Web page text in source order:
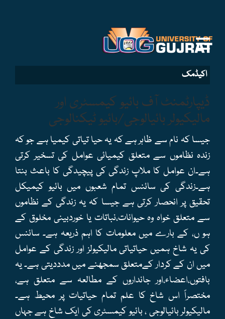
اکیڈمک
ڈیپارٹمنٹ آف بائیو کیمسٹری اور
مالیکیولر بائیالوجی/بائیو ٹیکنالوجی
جیسا کہ نام سے ظاہر ہے کہ یہ حیا تیاتی کیمیا ہے جو کہ
زندہ نظاموں سے متعلق کیمیائی عوامل کی تسخیر کرتی
ہے۔ان عوامل کا ملاپ زندگی کی پیچیدگی کا باعث بنتا
ہے۔زندگی کی سائنس تمام شعبوں میں بائیو کیمیکل
تحقیق پر انحصار کرتی ہے جیسا کہ یہ زندگی کے نظاموں
سے متعلق خواہ وہ حیوانات،نباتات یا خوردبینی مخلوق کے
ہو ں، کے بارے میں معلومات کا اہم ذریعہ ہے۔ سائنس
کی یہ شاخ ہمیں حیاتیاتی مالیکیولز اور زندگی کے عوامل
میں ان کے کردار کےمتعلق سمجھنے میں مدددیتی ہے۔ یہ
بافتوں،اعضاء،اور جانداروں کے مطالعہ سے متعلق ہے،
مختصراً اس شاخ کا علم تمام حیاتیات پر محیط ہے۔
مالیکیولر بائیالوجی ، بائیو کیمسٹری کی ایک شاخ ہے جہاں